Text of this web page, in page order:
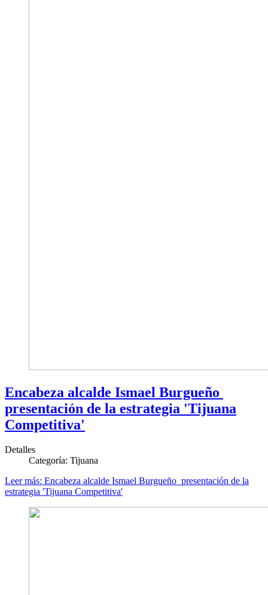
Encabeza alcalde Ismael Burgueño
presentación de la estrategia 'Tijuana
Competitiva'
Detalles
Categoría: Tijuana
Leer más: Encabeza alcalde Ismael Burgueño presentación de la
estrategia 'Tijuana Competitiva'